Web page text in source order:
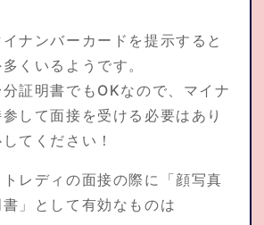
ナンバーカードを提示すると
くいるようです。
証明書でもOKなので、マイナ
して面接を受ける必要はあり
てください！
レディの面接の際に「顔写真
」として有効なものは